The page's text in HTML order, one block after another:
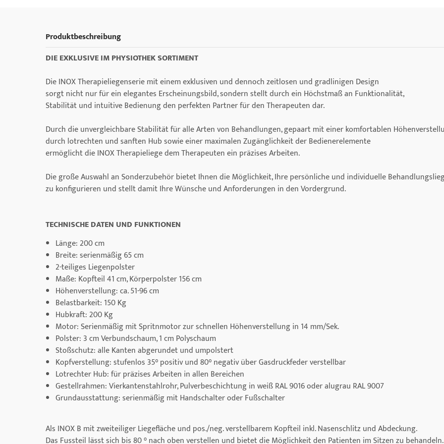
Produktbeschreibung
DIE EXKLUSIVE IM PHYSIOTHEK SORTIMENT
Die INOX Therapieliegenserie mit einem exklusiven und dennoch zeitlosen und gradlinigen Design
sorgt nicht nur für ein elegantes Erscheinungsbild, sondern stellt durch ein Höchstmaß an Funktionalität,
Stabilität und intuitive Bedienung den perfekten Partner für den Therapeuten dar.
Durch die unvergleichbare Stabilität für alle Arten von Behandlungen, gepaart mit einer komfortablen
durch lotrechten und sanften Hub sowie einer maximalen Zugänglichkeit der Bedienerelemente
ermöglicht die INOX Therapieliege dem Therapeuten ein präzises Arbeiten.
Die große Auswahl an Sonderzubehör bietet Ihnen die Möglichkeit, Ihre persönliche und individuelle
zu konfigurieren und stellt damit Ihre Wünsche und Anforderungen in den Vordergrund.
TECHNISCHE DATEN UND FUNKTIONEN
Länge: 200 cm
Breite: serienmäßig 65 cm
2-teiliges Liegenpolster
Maße: Kopfteil 41 cm, Körperpolster 156 cm
Höhenverstellung: ca. 51-96 cm
Belastbarkeit: 150 Kg
Hubkraft: 200 Kg
Motor: Serienmäßig mit Spritnmotor zur schnellen Höhenverstellung in 14 mm/Sek.
Polster: 3 cm Verbundschaum, 1 cm Polyschaum
Stoßschutz: alle Kanten abgerundet und umpolstert
Kopfverstellung: stufenlos 35° positiv und 80° negativ über Gasdruckfeder verstellbar
Lotrechter Hub: für präzises Arbeiten in allen Bereichen
Gestellrahmen: Vierkantenstahlrohr, Pulverbeschichtung in weiß RAL 9016 oder alugrau RAL 9007
Grundausstattung: serienmäßig mit Handschalter oder Fußschalter
Als INOX B mit zweiteiliger Liegefläche und pos./neg. verstellbarem Kopfteil inkl. Nasenschlitz und Abdeckung.
Das Fussteil lässt sich bis 80 ° nach oben verstellen und bietet die Möglichkeit den Patienten im Sitzen zu behandeln.